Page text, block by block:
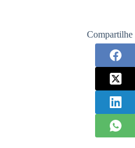
Compartilhe